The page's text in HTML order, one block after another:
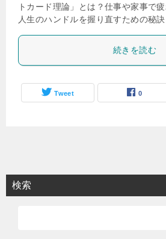
トカード理論」とは？仕事や家事で
人生のハンドルを握り直すための秘訣
続きを読む
Tweet 0
検索